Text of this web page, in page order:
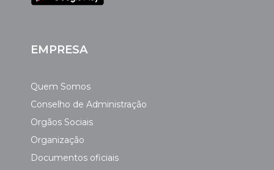
EMPRESA
Quem Somos
Conselho de Administração
Orgãos Sociais
Organização
Documentos oficiais